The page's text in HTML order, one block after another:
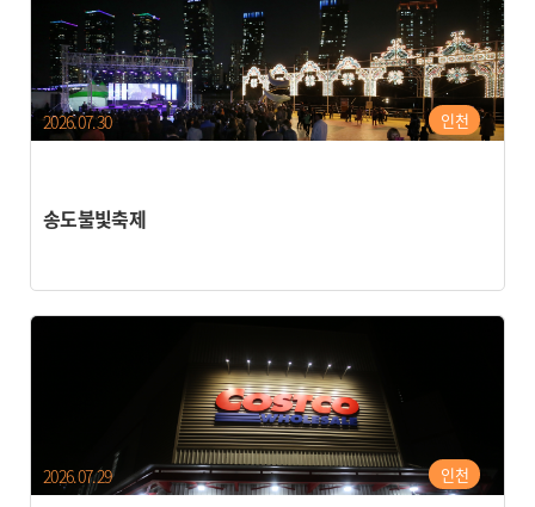
송도불빛축제
인천
2026.07.30
인천
2026.07.29